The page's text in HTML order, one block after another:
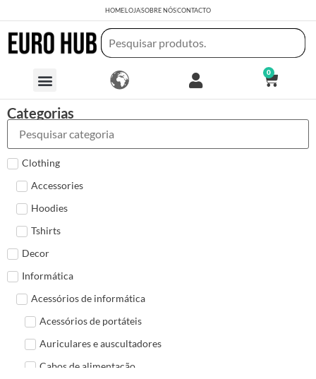
HOMELOJASOBRE NÓSCONTACTO
0
Categorias
Clothing
Accessories
Hoodies
Tshirts
Decor
Informática
Acessórios de informática
Acessórios de portáteis
Auriculares e auscultadores
Cabos de alimentação